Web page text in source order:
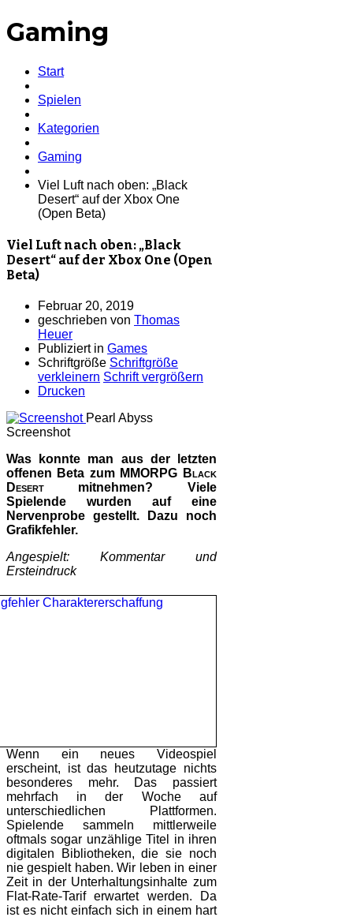
Gaming
Start
Spielen
Kategorien
Gaming
Viel Luft nach oben: „Black
Desert“ auf der Xbox One
(Open Beta)
Viel Luft nach oben: „Black
Desert“ auf der Xbox One (Open
Beta)
Februar 20, 2019
geschrieben von Thomas
Heuer
Publiziert in Games
Schriftgröße Schriftgröße
verkleinern Schrift vergrößern
Drucken
Pearl Abyss
Screenshot
Was konnte man aus der letzten
offenen Beta zum MMORPG Black
Desert mitnehmen? Viele
Spielende wurden auf eine
Nervenprobe gestellt. Dazu noch
Grafikfehler.
Angespielt: Kommentar und
Ersteindruck
Wenn ein neues Videospiel
erscheint, ist das heutzutage nichts
besonderes mehr. Das passiert
mehrfach in der Woche auf
unterschiedlichen Plattformen.
Spielende sammeln mittlerweile
oftmals sogar unzählige Titel in ihren
digitalen Bibliotheken, die sie noch
nie gespielt haben. Wir leben in einer
Zeit in der Unterhaltungsinhalte zum
Flat-Rate-Tarif erwartet werden. Da
ist es nicht einfach sich in einem hart